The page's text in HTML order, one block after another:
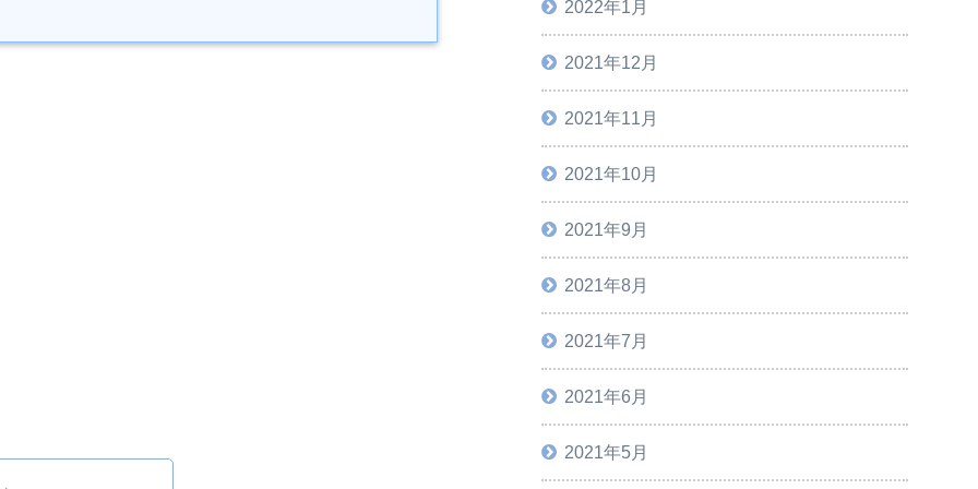
2022年1月
2021年12月
2021年11月
2021年10月
2021年9月
2021年8月
2021年7月
2021年6月
2021年5月